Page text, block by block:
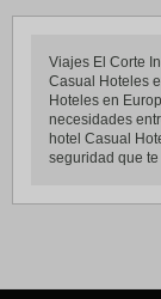
Viajes El Corte
Casual Hoteles
Hoteles en
necesidades
hotel Casual
seguridad que